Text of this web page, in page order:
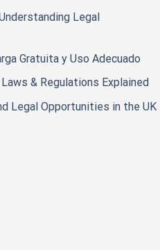
Legal
Gratuita y Uso Adecuado
& Regulations Explained
Legal Opportunities in the UK